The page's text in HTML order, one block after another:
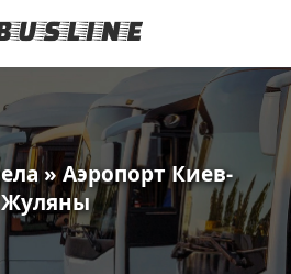
» Аэропорт Киев-
Жуляны